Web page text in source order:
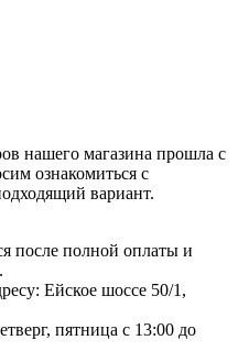
нашего магазина прошла с
ознакомиться с
вариант.
после полной оплаты и
Ейское шоссе 50/1,
пятница с 13:00 до